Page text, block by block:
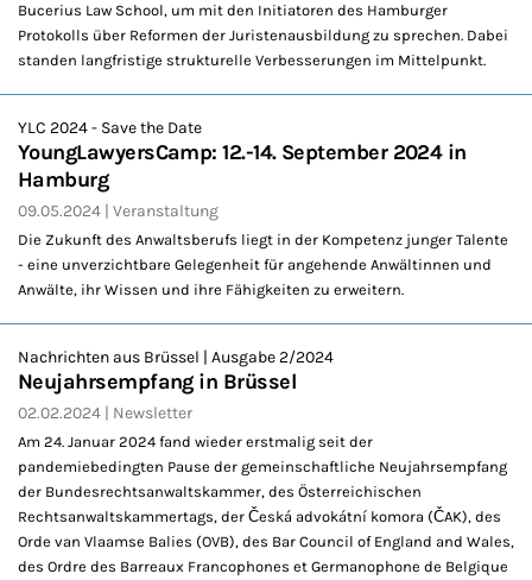
Bucerius Law School, um mit den Initiatoren des Hamburger
Protokolls über Reformen der Juristenausbildung zu sprechen. Dabei
standen langfristige strukturelle Verbesserungen im Mittelpunkt.
YLC 2024 - Save the Date
YoungLawyersCamp: 12.-14. September 2024 in
Hamburg
09.05.2024 Veranstaltung
Die Zukunft des Anwaltsberufs liegt in der Kompetenz junger Talente
- eine unverzichtbare Gelegenheit für angehende Anwältinnen und
Anwälte, ihr Wissen und ihre Fähigkeiten zu erweitern.
Nachrichten aus Brüssel | Ausgabe 2/2024
Neujahrsempfang in Brüssel
02.02.2024 Newsletter
Am 24. Januar 2024 fand wieder erstmalig seit der
pandemiebedingten Pause der gemeinschaftliche Neujahrsempfang
der Bundesrechtsanwaltskammer, des Österreichischen
Rechtsanwaltskammertags, der Česká advokátní komora (ČAK), des
Orde van Vlaamse Balies (OVB), des Bar Council of England and Wales,
des Ordre des Barreaux Francophones et Germanophone de Belgique